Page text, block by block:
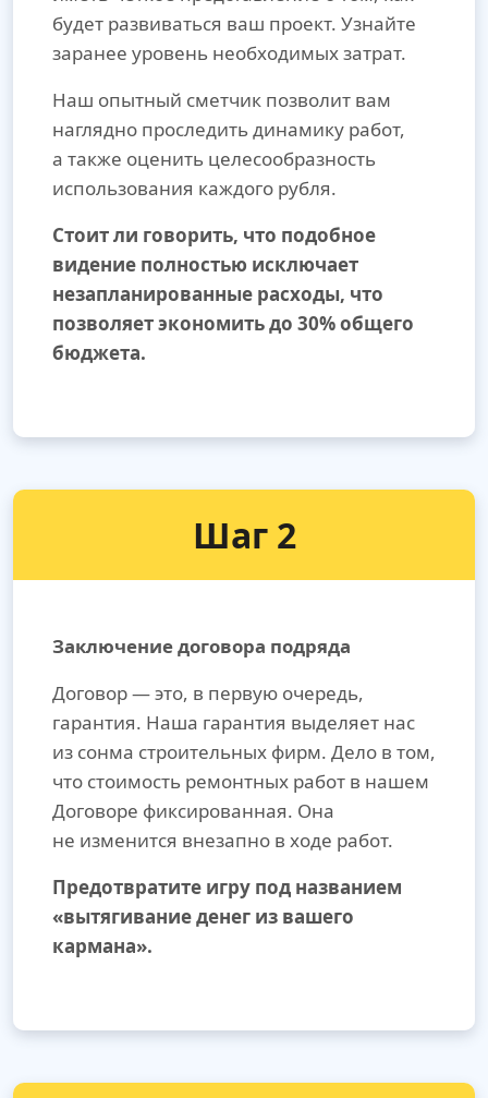
будет развиваться ваш проект. Узнайте
заранее уровень необходимых затрат.
Наш опытный сметчик позволит вам
наглядно проследить динамику работ,
а также оценить целесообразность
использования каждого рубля.
Стоит ли говорить, что подобное
видение полностью исключает
незапланированные расходы, что
позволяет экономить до 30% общего
бюджета.
Шаг 2
Заключение договора подряда
Договор — это, в первую очередь,
гарантия. Наша гарантия выделяет нас
из сонма строительных фирм. Дело в том,
что стоимость ремонтных работ в нашем
Договоре фиксированная. Она
не изменится внезапно в ходе работ.
Предотвратите игру под названием
«вытягивание денег из вашего
кармана».